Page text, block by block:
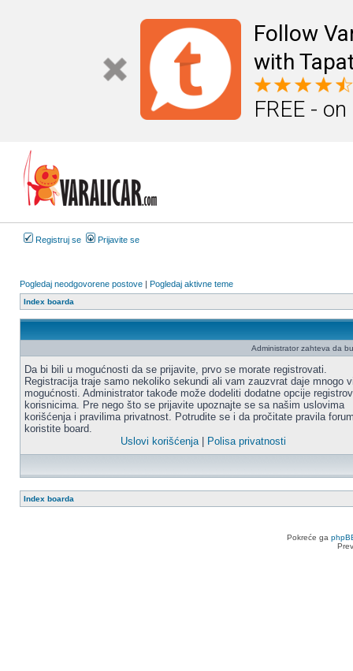
Follow
with
FREE -
Registruj se Prijavite se
Pogledaj neodgovorene postove | Pogledaj aktivne teme
Index boarda
Administrator zahteva da
Da bi bili u mogućnosti da se prijavite, prvo se morate registrovati.
Registracija traje samo nekoliko sekundi ali vam zauzvrat daje mnogo
mogućnosti. Administrator takođe može dodeliti dodatne opcije
korisnicima. Pre nego što se prijavite upoznajte se sa našim uslovima
korišćenja i pravilima privatnost. Potrudite se i da pročitate pravila
koristite board.
Uslovi korišćenja| Polisa privatnosti
Index boarda
Pokreće ga